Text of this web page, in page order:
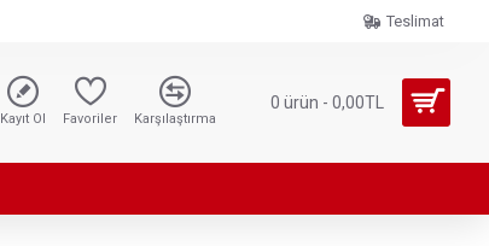
Teslimat
Kayıt Ol Favoriler Karşılaştırma
0 ürün - 0,00TL